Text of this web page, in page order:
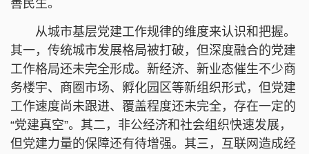
善民生。
从城市基层党建工作规律的维度来认识和把握。
其一，传统城市发展格局被打破，但深度融合的党建
工作格局还未完全形成。新经济、新业态催生不少商
务楼宇、商圈市场、孵化园区等新组织形式，但党建
工作速度尚未跟进、覆盖程度还未完全，存在一定的
“党建真空”。其二，非公经济和社会组织快速发展，
但党建力量的保障还有待增强。其三，互联网造成经